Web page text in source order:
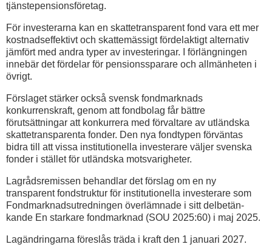
tjänstepensionsföretag.
För investerarna kan en skattetransparent fond vara ett mer
kostnadseffektivt och skattemässigt fördelaktigt alternativ
jämfört med andra typer av investeringar. I förlängningen
innebär det fördelar för pensionssparare och allmänheten i
övrigt.
Förslaget stärker också svensk fondmarknads
konkurrenskraft, genom att fondbolag får bättre
förutsättningar att konkurrera med förvaltare av utländska
skattetransparenta fonder. Den nya fondtypen förväntas
bidra till att vissa institutionella investerare väljer svenska
fonder i stället för utländska motsvarigheter.
Lagrådsremissen behandlar det förslag om en ny
transparent fondstruktur för institutionella investerare som
Fondmarknadsutredningen överlämnade i sitt delbetän­
kande En starkare fondmarknad (SOU 2025:60) i maj 2025.
Lagändringarna föreslås träda i kraft den 1 januari 2027.